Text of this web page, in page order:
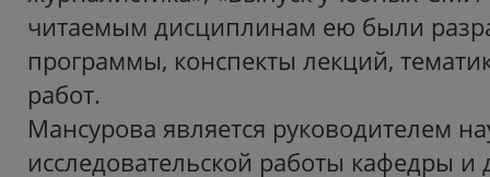
читаемым дисциплинам ею были
программы, конспекты лекций,
работ.
Мансурова является руководителем
исследовательской работы кафедры и